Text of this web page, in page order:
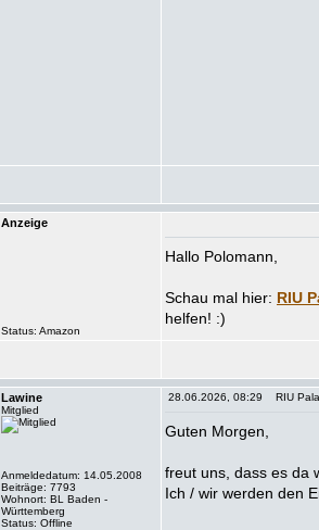
Anzeige
Status:
Hallo Polomann,
RIU
Lawine
Mitglied
Anmeldedatum: 14.05.2008
Beiträge: 7793
Wohnort: BL Baden -
Württemberg
Status: Offline
28.06.2026, 08:29 RIU
Guten Morgen,
freut uns, dass es da
Ich / wir werden den